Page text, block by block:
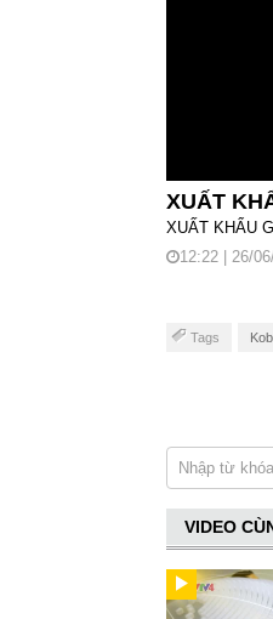
XUẤT
XUẤT KHẨU
12:22 | 26/
Tags
VIDEO